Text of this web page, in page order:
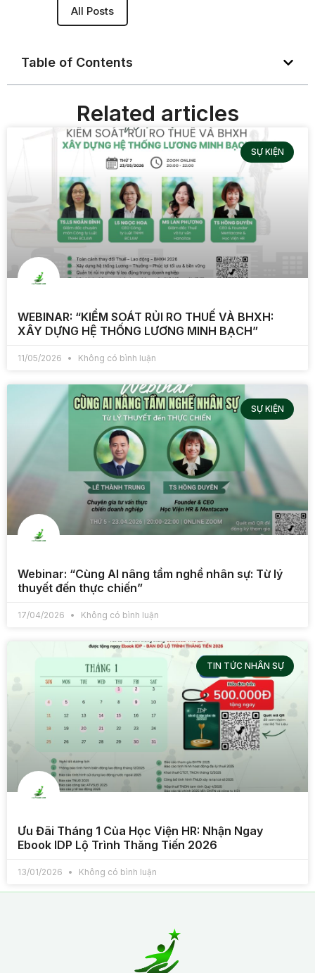
All Posts
Table of Contents
Related articles
SỰ KIỆN
WEBINAR: “KIỂM SOÁT RỦI RO THUẾ VÀ BHXH:
XÂY DỰNG HỆ THỐNG LƯƠNG MINH BẠCH”
11/05/2026 Không có bình luận
SỰ KIỆN
Webinar: “Cùng AI nâng tầm nghề nhân sự: Từ lý
thuyết đến thực chiến”
17/04/2026 Không có bình luận
TIN TỨC NHÂN SỰ
Ưu Đãi Tháng 1 Của Học Viện HR: Nhận Ngay
Ebook IDP Lộ Trình Thăng Tiến 2026
13/01/2026 Không có bình luận